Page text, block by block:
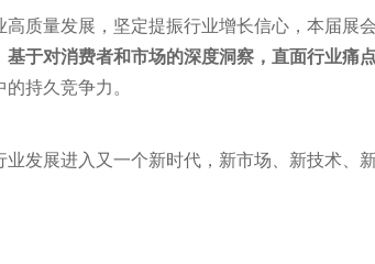
质量发展，坚定提振行业增长信心，本届展会
基于对消费者和市场的深度洞察，直面行业痛
持久竞争力。
发展进入又一个新时代，新市场、新技术、